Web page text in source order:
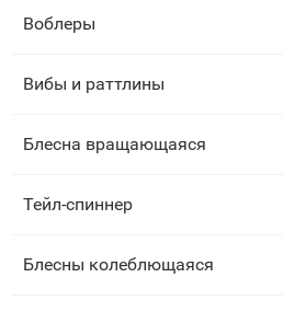
Воблеры
Вибы и раттлины
Блесна вращающаяся
Тейл-спиннер
Блесны колеблющаяся